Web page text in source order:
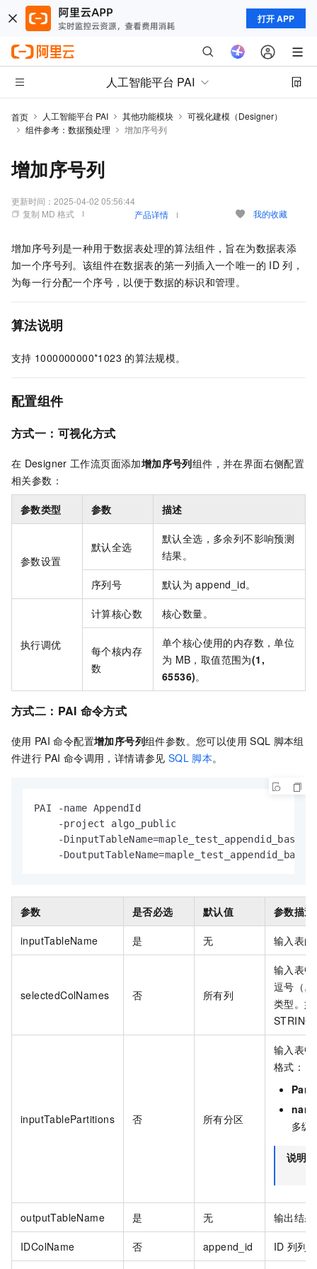
打开 APP
人工智能平台 PAI
首页 人工智能平台 PAI 其他功能模块
可视化建模（Designer）
组件参考：数据预处理
增加序号列
增加序号列
更新时间： 2025-04-02 05:56:44
复制 MD 格式
产品详情 我的收藏
增加序号列是一种用于数据表处理的算法组件，旨在为数据表添
加一个序号列。该组件在数据表的第一列插入一个唯一的 ID 列，
为每一行分配一个序号，以便于数据的标识和管理。
算法说明
支持 1000000000*1023 的算法规模。
配置组件
方式一：可视化方式
在 Designer 工作流页面添加增加序号列组件，并在界面右侧配置
相关参数：
参数类型 参数 描述
参数设置
默认全选
默认全选，多余列不影响预测
结果。
序列号 默认为 append_id。
执行调优
计算核心数 核心数量。
每个核内存
数
单个核心使用的内存数，单位
为 MB，取值范围为(1,
65536)。
方式二：PAI 命令方式
使用 PAI 命令配置增加序号列组件参数。您可以使用 SQL 脚本组
件进行 PAI 命令调用，详情请参见 SQL 脚本。
PAI -name AppendId
    -project algo_public
-
-
参数 是否必选 默认值 参数描述
inputTableName 是 无 输入表
selectedColNames 否 所有列
输入表
逗号（,
类型。
STRING
inputTablePartitions 否 所有分区
输入表
格式：
多级
说明
outputTableName 是 无 输出结
IDColName 否 append_id ID 列列